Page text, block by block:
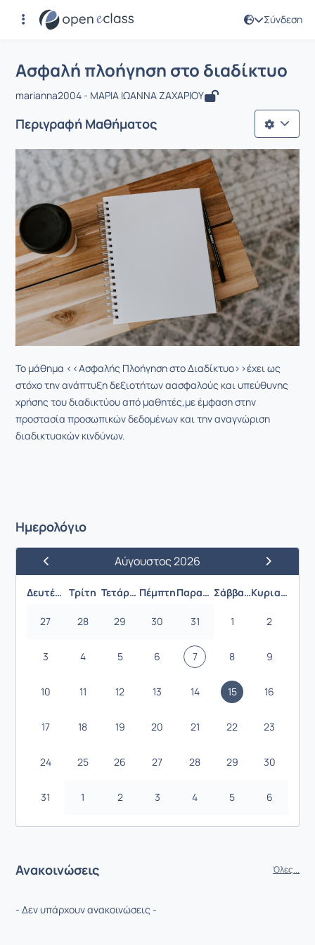
Σύνδεση
Αρχική Σελίδα
Μάθημα : Ασφαλή πλοήγηση στο
Ασφαλή πλοήγηση στο διαδίκτυο
marianna2004 - ΜΑΡΙΑ ΙΩΑΝΝΑ ΖΑΧΑΡΙΟΥ
Περιγραφή Μαθήματος
Το μάθημα <<Ασφαλής Πλοήγηση στο Διαδίκτυο>>έχει ως
στόχο την ανάπτυξη δεξιοτήτων αασφαλούς και υπεύθυνης
χρήσης του διαδικτύου από μαθητές,με έμφαση στην
προστασία προσωπικών δεδομένων και την αναγνώριση
διαδικτυακών κινδύνων.
Ημερολόγιο
Προηγούμενος ΜήναςΑύγουστος 2026
Επόμενος
Δευτέρα Τρίτη Τετάρτη Πέμπτη Παρασκευή Σάββατο Κυριακή
27 28 29 30 31 1 2
3 4 5 6 7 8 9
10 11 12 13 14 15 16
17 18 19 20 21 22 23
24 25 26 27 28 29 30
31 1 2 3 4 5 6
Ανακοινώσεις Όλες...
- Δεν υπάρχουν ανακοινώσεις -